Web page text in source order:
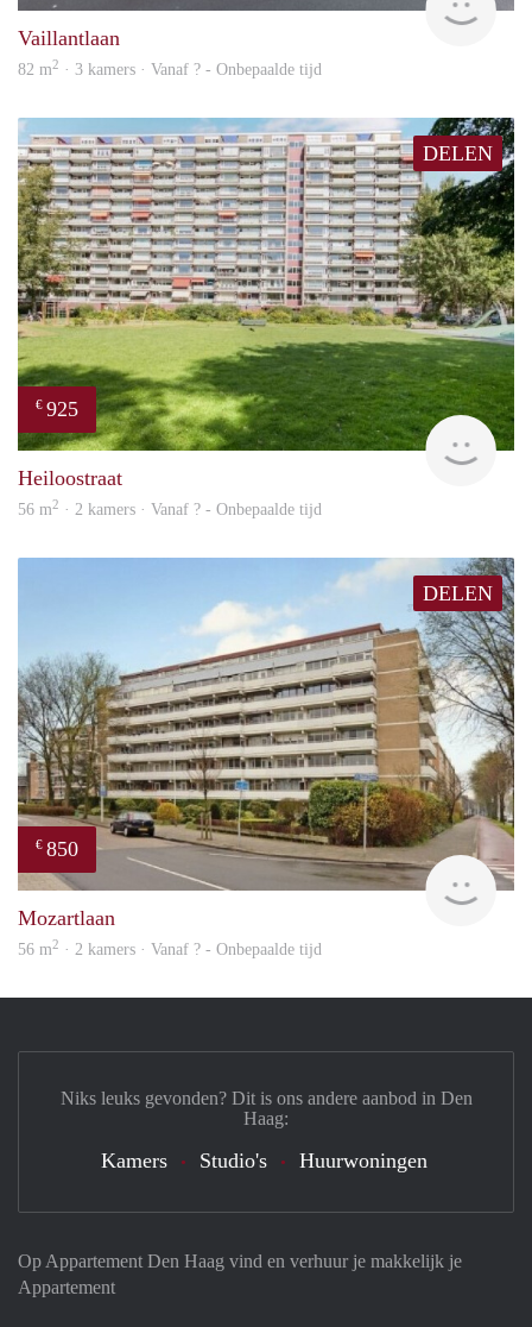
Vaillantlaan
82 m2 · 3 kamers · Vanaf ? - Onbepaalde tijd
DELEN
€ 925
Heiloostraat
56 m2 · 2 kamers · Vanaf ? - Onbepaalde tijd
DELEN
€ 850
rent
Mozartlaan
56 m2 · 2 kamers · Vanaf ? - Onbepaalde tijd
Op Appartement Den Haag vind en verhuur je makkelijk je
Appartement
Niks leuks gevonden? Dit is ons andere aanbod in Den
Haag:
Kamers Studio's Huurwoningen